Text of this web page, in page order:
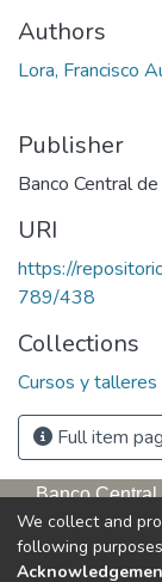
Authors
Lora, Francisco
Publisher
Banco Central
URI
https://
789/438
Collections
Cursos y talleres
Full item
Banco
Henríquez
We collect and
following